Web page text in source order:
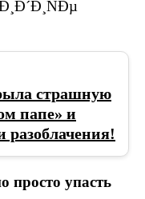
страшную
папе» и
разоблачения!
просто упасть